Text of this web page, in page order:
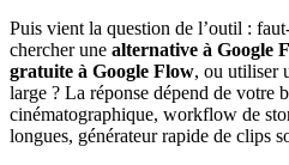
Puis vient la question de l’outil :
chercher une alternative à Google
gratuite à Google Flow, ou utiliser
large ? La réponse dépend de votre
cinématographique, workflow de
longues, générateur rapide de clips